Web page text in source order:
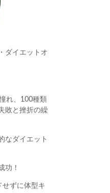
ダイエットオ
れ、100種類
敗と挫折の繰
なダイエット
功！
ずに体型キ